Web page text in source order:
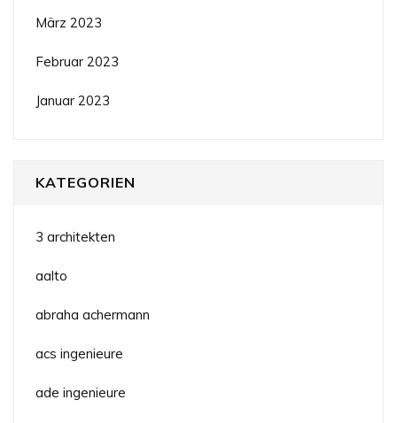
März 2023
Februar 2023
Januar 2023
KATEGORIEN
3 architekten
aalto
abraha achermann
acs ingenieure
ade ingenieure